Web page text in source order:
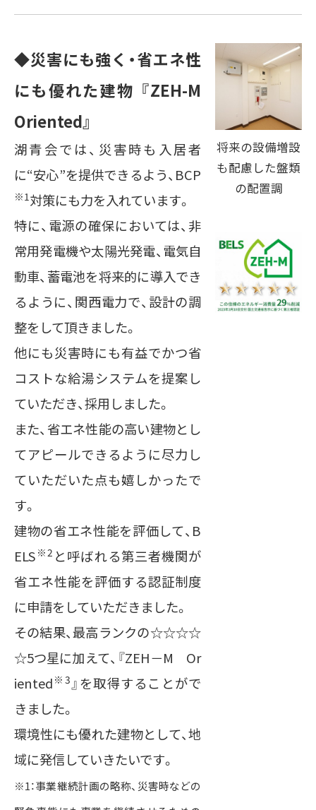
将来の設備増設
も配慮した盤類
の配置調
◆災害にも強く・省エネ性
にも優れた建物 『ZEH-M
Oriented』
湖青会では、災害時も入居者
に“安心”を提供できるよう、BCP
※1 対策にも力を入れています。
特に、電源の確保においては、非
常用発電機や太陽光発電、電気自
動車、蓄電池を将来的に導入でき
るように、関西電力で、設計の調
整をして頂きました。
他にも災害時にも有益でかつ省
コストな給湯システムを提案し
ていただき、採用しました。
また、省エネ性能の高い建物とし
てアピールできるように尽力し
ていただいた点も嬉しかったで
す。
建物の省エネ性能を評価して、B
ELS ※2 と呼ばれる第三者機関が
省エネ性能を評価する認証制度
に申請をしていただきました。
その結果、最高ランクの☆☆☆☆
☆5つ星に加えて、『ZEH－M Or
iented ※3』を取得することがで
きました。
環境性にも優れた建物として、地
域に発信していきたいです。
※1：事業継続計画の略称、災害時などの